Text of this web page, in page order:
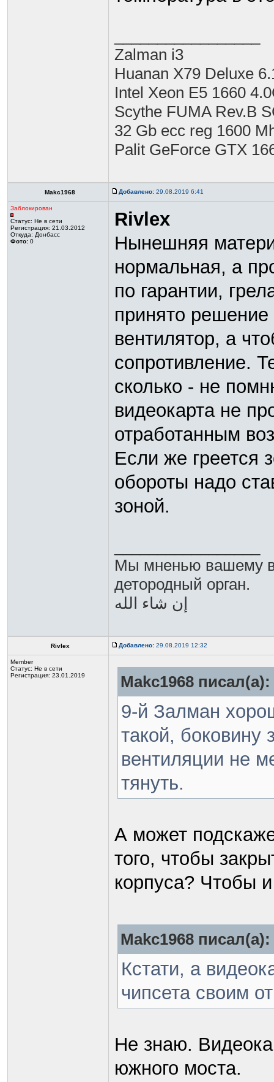
Zalman i3
Huanan X79 Deluxe
Intel Xeon E5 1660
Scythe FUMA Rev.B
32 Gb ecc reg 1600
Palit GeForce GTX
Makc1968 Добавлено: 29.08.2019 6:41
Заблокирован
Статус: Не в сети
Регистрация: 21.03.2012
Откуда: Донбасс
Фото: 0
Rivlex
Нынешняя
нормальная, а
по гарантии,
принято решение
вентилятор, а
сопротивление.
сколько - не
видеокарта не
отработанным
Если же греется
обороты надо
зоной.
Мы мненью вашему
детородный орган.
Rivlex Добавлено: 29.08.2019 12:32
Member
Статус: Не в сети
Регистрация: 23.01.2019
Makc1968 писал(а):
9-й Залман
такой,
вентиляции не
тянуть.
А может
того, чтобы
корпуса? Чтобы
Makc1968 писал(а):
Кстати, а
чипсета своим
Не знаю.
южного моста.